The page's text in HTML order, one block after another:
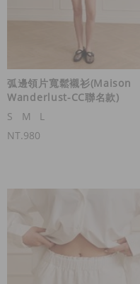
弧邊領片寬鬆襯衫(Maison
Wanderlust-CC聯名款)
S
M
L
NT.980